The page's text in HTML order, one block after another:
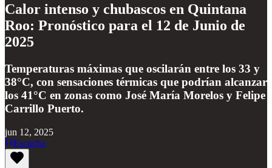
Calor intenso y chubascos en Quintana
Roo: Pronóstico para el 12 de Junio de
2025
Temperaturas máximas que oscilarán entre los 33 y
38°C, con sensaciones térmicas que podrían alcanzar
los 41°C en zonas como José María Morelos y Felipe
Carrillo Puerto.
jun 12, 2025
Escucha